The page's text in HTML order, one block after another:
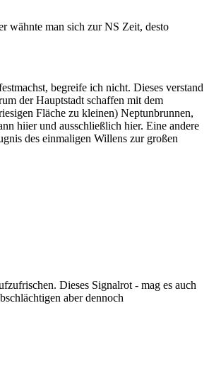
wähnte man sich zur NS Zeit, desto
begreife ich nicht. Dieses verstand
der Hauptstadt schaffen mit dem
Fläche zu kleinen) Neptunbrunnen,
hiier und ausschließlich hier. Eine andere
des einmaligen Willens zur großen
Dieses Signalrot - mag es auch
aber dennoch